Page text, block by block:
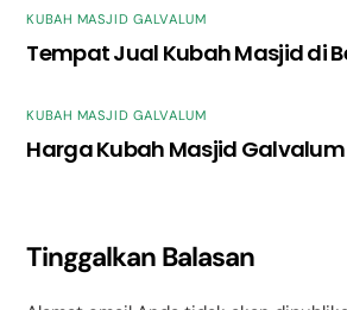
KUBAH MASJID GALVALUM
Tempat Jual Kubah Masjid di
KUBAH MASJID GALVALUM
Harga Kubah Masjid
Tinggalkan Balasan